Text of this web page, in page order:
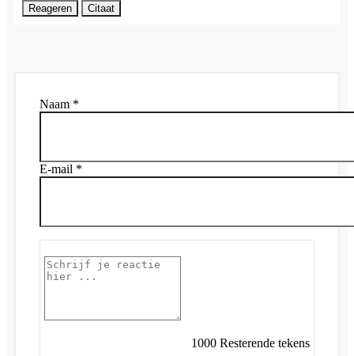
Reageren Citaat
Naam *
E-mail *
1000 Resterende tekens